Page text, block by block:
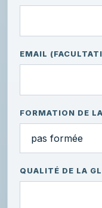
EMAIL
FORMATION DE
QUALITÉ DE LA